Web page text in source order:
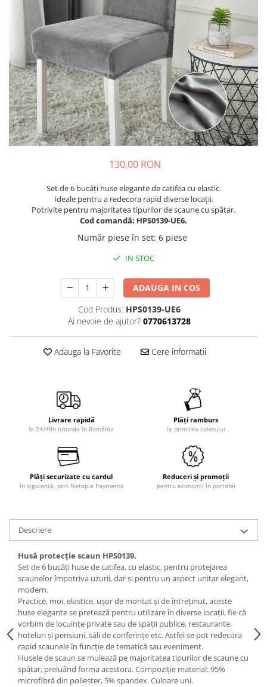
Cuverturi bumbac
Cuverturi catifea
Huse de protecție
Huse de protectie pat finet
Huse de protecție scaun
Prosoape
Prosoape de baie
Electrocasnice
Cântare electronice
130,00 RON
Set de 6 bucăți huse elegante de catifea cu elastic.
Ideale pentru a redecora rapid diverse locații.
Potrivite pentru majoritatea tipurilor de scaune cu spătar.
Cod comandă: HPS0139-UE6.
Număr piese în set: 6 piese
IN STOC
ADAUGA IN COS
Cod Produs: HPS0139-UE6
Ai nevoie de ajutor? 0770613728
Adauga la Favorite Cere informatii
Livrare rapidă
în 24/48h oriunde în România
Plăți ramburs
la primirea coletului
Plăți securizate cu cardul
în siguranță, prin Netopia Payments
Reduceri și promoții
pentru economii în portofel
Descriere
Husă protecție scaun HPS0139.
Set de 6 bucăți huse de catifea, cu elastic, pentru protejarea
scaunelor împotriva uzurii, dar și pentru un aspect unitar elegant,
modern.
Practice, moi, elastice, ușor de montat și de întreținut, aceste
huse elegante se pretează pentru utilizare în diverse locații, fie că
vorbim de locuințe private sau de spații publice, restaurante,
hoteluri și pensiuni, săli de conferințe etc. Astfel se pot redecora
rapid scaunele în funcție de tematică sau eveniment.
Husele de scaun se mulează pe majoritatea tipurilor de scaune cu
spătar, preluând forma acestora. Compoziție material: 95%
microfibră din poliester, 5% spandex. Culoare uni.